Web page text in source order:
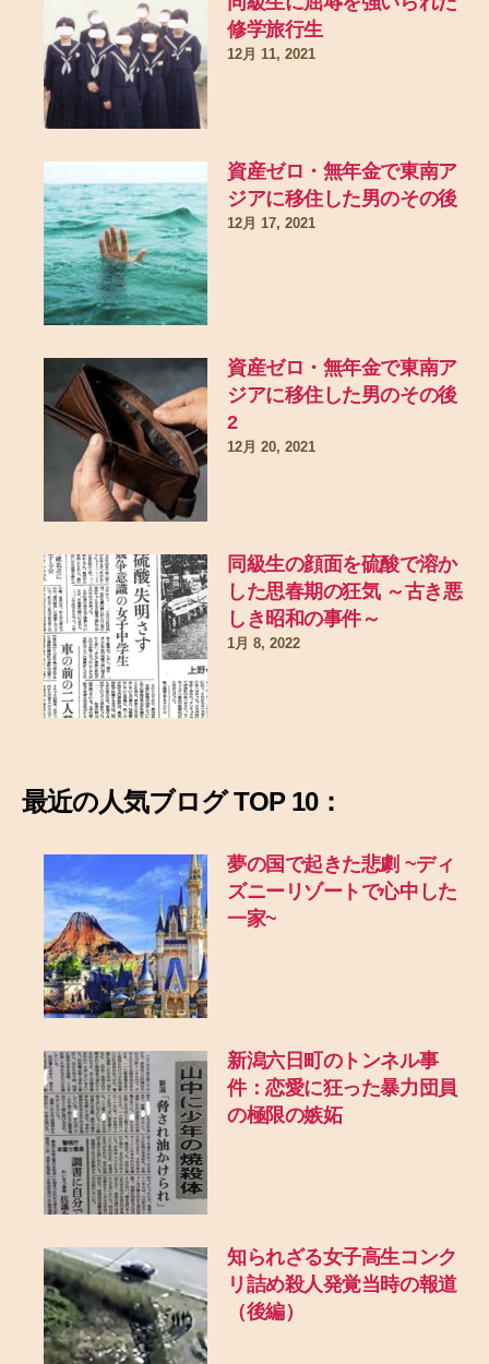
修学旅行生
12月 11, 2021
資産ゼロ・無年金で東南ア
ジアに移住した男のその後
12月 17, 2021
資産ゼロ・無年金で東南ア
ジアに移住した男のその後
2
12月 20, 2021
同級生の顔面を硫酸で溶か
した思春期の狂気 ～古き悪
しき昭和の事件～
1月 8, 2022
最近の人気ブログ TOP 10：
夢の国で起きた悲劇 ~ディ
ズニーリゾートで心中した
一家~
新潟六日町のトンネル事
件：恋愛に狂った暴力団員
の極限の嫉妬
知られざる女子高生コンク
リ詰め殺人発覚当時の報道
（後編）